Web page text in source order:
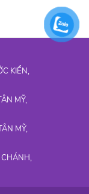
KIỂN,
MỸ,
MỸ,